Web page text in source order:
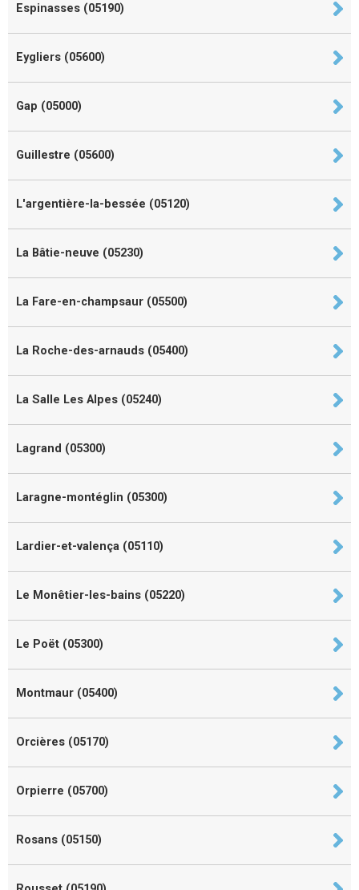
Espinasses (05190)
Eygliers (05600)
Gap (05000)
Guillestre (05600)
L'argentière-la-bessée (05120)
La Bâtie-neuve (05230)
La Fare-en-champsaur (05500)
La Roche-des-arnauds (05400)
La Salle Les Alpes (05240)
Lagrand (05300)
Laragne-montéglin (05300)
Lardier-et-valença (05110)
Le Monêtier-les-bains (05220)
Le Poët (05300)
Montmaur (05400)
Orcières (05170)
Orpierre (05700)
Rosans (05150)